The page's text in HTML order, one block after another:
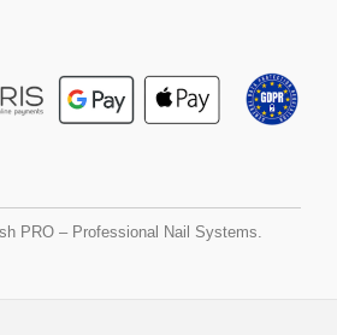
PRO – Professional Nail Systems.